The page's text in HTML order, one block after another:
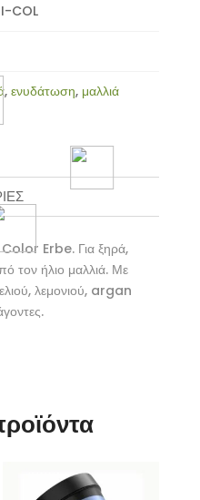
COL
, ενυδάτωση, μαλλιά
Erbe. Για ξηρά,
τον ήλιο μαλλιά. Με
λεμονιού, argan